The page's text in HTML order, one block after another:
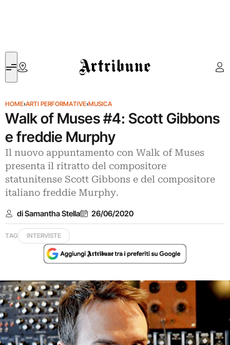
Artribune
HOME›ARTI PERFORMATIVE›MUSICA
Walk of Muses #4: Scott Gibbons
e freddie Murphy
Il nuovo appuntamento con Walk of Muses
presenta il ritratto del compositore
statunitense Scott Gibbons e del compositore
italiano freddie Murphy.
di Samantha Stella 26/06/2020
TAG INTERVISTE